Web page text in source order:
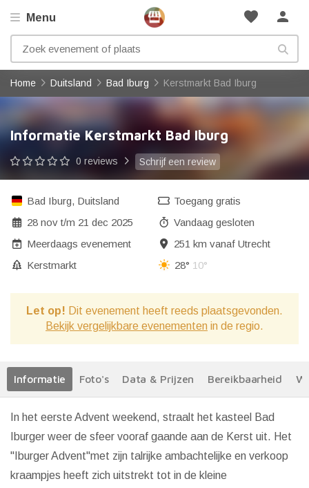
favorite person
Menu
Home Duitsland Bad Iburg Kerstmarkt Bad Iburg
Informatie Kerstmarkt Bad Iburg
0 reviews Schrijf een review
Bad Iburg, Duitsland
28 novt/m 21 dec 2025
Meerdaags evenement
Kerstmarkt
Toegang gratis
Vandaag gesloten
251 km vanaf Utrecht
28° 10°
Let op! Dit evenement heeft reeds plaatsgevonden.
Bekijk vergelijkbare evenementen in de regio.
Informatie Foto's Data & Prijzen Bereikbaarheid
In het eerste Advent weekend, straalt het kasteel Bad
Iburger weer de sfeer vooraf gaande aan de Kerst uit. Het
"Iburger Advent"met zijn talrijke ambachtelijke en verkoop
kraampjes heeft zich uitstrekt tot in de kleine